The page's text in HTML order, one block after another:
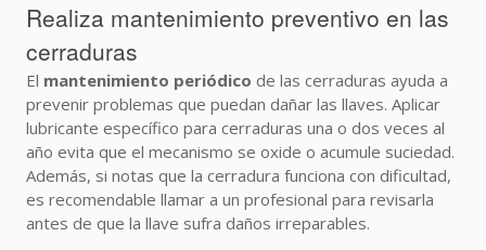
Realiza mantenimiento preventivo en las
cerraduras
El mantenimiento periódico de las cerraduras ayuda a
prevenir problemas que puedan dañar las llaves. Aplicar
lubricante específico para cerraduras una o dos veces al
año evita que el mecanismo se oxide o acumule suciedad.
Además, si notas que la cerradura funciona con dificultad,
es recomendable llamar a un profesional para revisarla
antes de que la llave sufra daños irreparables.